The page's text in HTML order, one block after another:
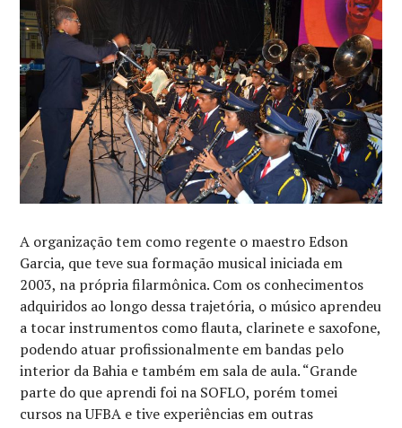
A organização tem como regente o maestro Edson
Garcia, que teve sua formação musical iniciada em
2003, na própria filarmônica. Com os conhecimentos
adquiridos ao longo dessa trajetória, o músico aprendeu
a tocar instrumentos como flauta, clarinete e saxofone,
podendo atuar profissionalmente em bandas pelo
interior da Bahia e também em sala de aula. “Grande
parte do que aprendi foi na SOFLO, porém tomei
cursos na UFBA e tive experiências em outras